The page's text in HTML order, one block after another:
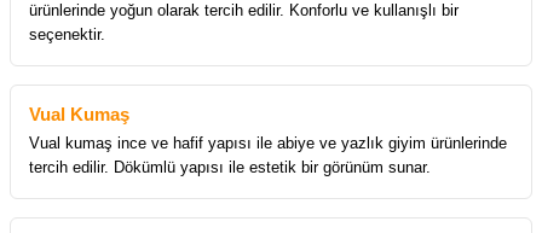
ürünlerinde yoğun olarak tercih edilir. Konforlu ve kullanışlı bir
seçenektir.
Vual Kumaş
Vual kumaş ince ve hafif yapısı ile abiye ve yazlık giyim ürünlerinde
tercih edilir. Dökümlü yapısı ile estetik bir görünüm sunar.